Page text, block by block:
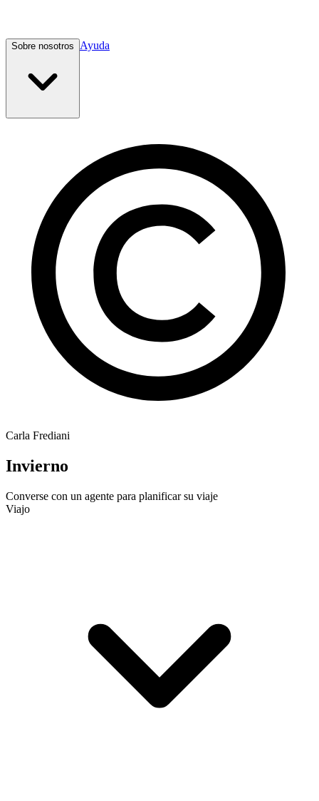
Sobre nosotros Ayuda
Carla Frediani
Invierno
Converse con un agente para planificar su viaje
Viajo